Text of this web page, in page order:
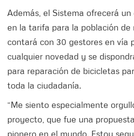
Además, el Sistema ofrecerá
en la tarifa para la población de
contará con 30 gestores en vía
cualquier novedad y se
para reparación de bicicletas
toda la ciudadanía.
“Me siento especialmente
proyecto, que fue una
pionero en el mundo. Estoy